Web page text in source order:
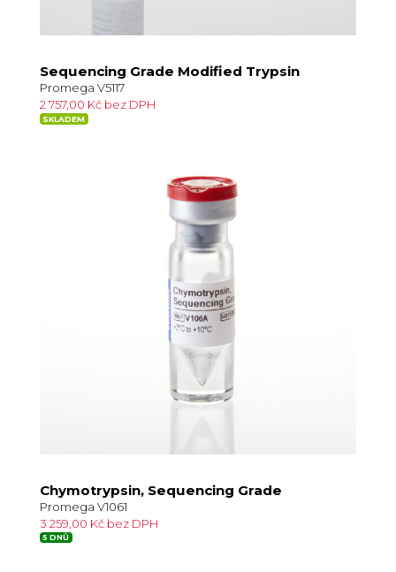
Sequencing Grade Modified Trypsin
Promega V5117
2 757,00 Kč bez DPH
SKLADEM
Chymotrypsin, Sequencing Grade
Promega V1061
3 259,00 Kč bez DPH
5 DNŮ